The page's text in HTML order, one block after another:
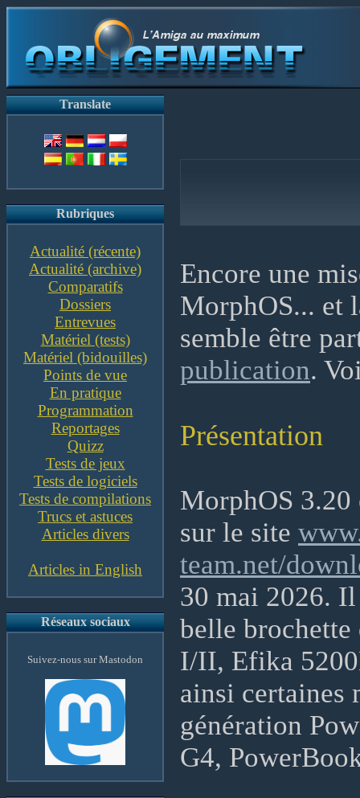
Translate
Rubriques
Actualité (récente)
Actualité (archive)
Comparatifs
Dossiers
Entrevues
Matériel (tests)
Matériel (bidouilles)
Points de vue
En pratique
Programmation
Reportages
Quizz
Tests de jeux
Tests de logiciels
Tests de compilations
Trucs et astuces
Articles divers
Articles in English
Réseaux sociaux
Suivez-nous sur Mastodon
Encore une
MorphOS... et
semble être
publication.
Présentation
MorphOS 3.20
sur le site
team.net/
30 mai 2026.
belle brochette
I/II, Efika
ainsi certaines
génération
G4,